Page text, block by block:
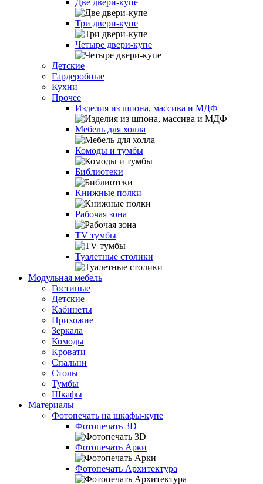
Две двери-купе
Три двери-купе
Четыре двери-купе
Детские
Гардеробные
Кухни
Прочее
Изделия из шпона, массива и МДФ
Мебель для холла
Комоды и тумбы
Библиотеки
Книжные полки
Рабочая зона
TV тумбы
Туалетные столики
Модульная мебель
Гостиные
Детские
Кабинеты
Прихожие
Зеркала
Комоды
Кровати
Спальни
Столы
Тумбы
Шкафы
Материалы
Фотопечать на шкафы-купе
Фотопечать 3D
Фотопечать Арки
Фотопечать Архитектура